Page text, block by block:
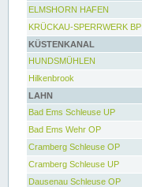
ELMSHORN HAFEN
KRÜCKAU-SPERRWERK BP
KÜSTENKANAL
HUNDSMÜHLEN
Hilkenbrook
LAHN
Bad Ems Schleuse UP
Bad Ems Wehr OP
Cramberg Schleuse OP
Cramberg Schleuse UP
Dausenau Schleuse OP